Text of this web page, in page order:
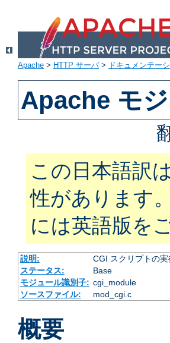
Apache > HTTP サーバ> ドキュメンテー
Apache モ
この日本語訳
性があります
には英語版を
説明:
CGI スクリプトの実
ステータス:
Base
モジュール識別子: cgi_module
ソースファイル:
mod_cgi.c
概要